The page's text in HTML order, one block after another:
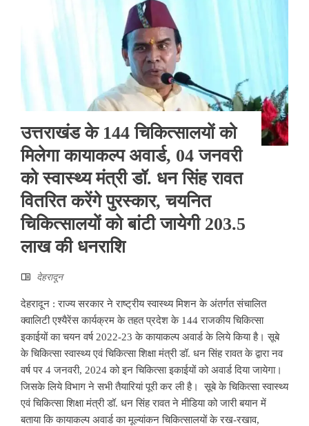
उत्तराखंड के 144 चिकित्सालयों को
मिलेगा कायाकल्प अवार्ड, 04 जनवरी
को स्वास्थ्य मंत्री डॉ. धन सिंह रावत
वितरित करेंगे पुरस्कार, चयनित
चिकित्सालयों को बांटी जायेगी 203.5
लाख की धनराशि
देहरादून
देहरादून : राज्य सरकार ने राष्ट्रीय स्वास्थ्य मिशन के अंतर्गत संचालित
क्वालिटी एश्यैरेंस कार्यक्रम के तहत प्रदेश के 144 राजकीय चिकित्सा
इकाईयों का चयन वर्ष 2022-23 के कायाकल्प अवार्ड के लिये किया है। सूबे
के चिकित्सा स्वास्थ्य एवं चिकित्सा शिक्षा मंत्री डॉ. धन सिंह रावत के द्वारा नव
वर्ष पर 4 जनवरी, 2024 को इन चिकित्सा इकाईयों को अवार्ड दिया जायेगा।
जिसके लिये विभाग ने सभी तैयारियां पूरी कर ली है। सूबे के चिकित्सा स्वास्थ्य
एवं चिकित्सा शिक्षा मंत्री डॉ. धन सिंह रावत ने मीडिया को जारी बयान में
बताया कि कायाकल्प अवार्ड का मूल्यांकन चिकित्सालयों के रख-रखाव,